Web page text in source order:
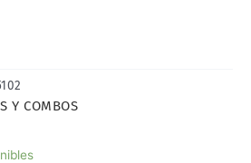
Y COMBOS